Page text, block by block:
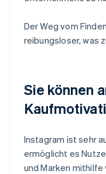
Der Weg vom
reibungsloser, was
Sie können
Instagram ist sehr
ermöglicht es
und Marken